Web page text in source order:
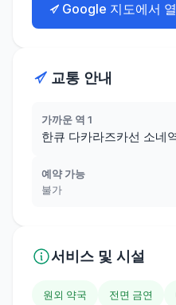
Google 지도에서
교통 안내
가까운 역 1
한큐 다카라즈카선 소네
예약 가능
불가
서비스 및 시설
원외 약국 전면 금연